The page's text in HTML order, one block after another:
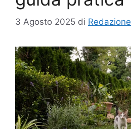
3 Agosto 2025 di Redazione